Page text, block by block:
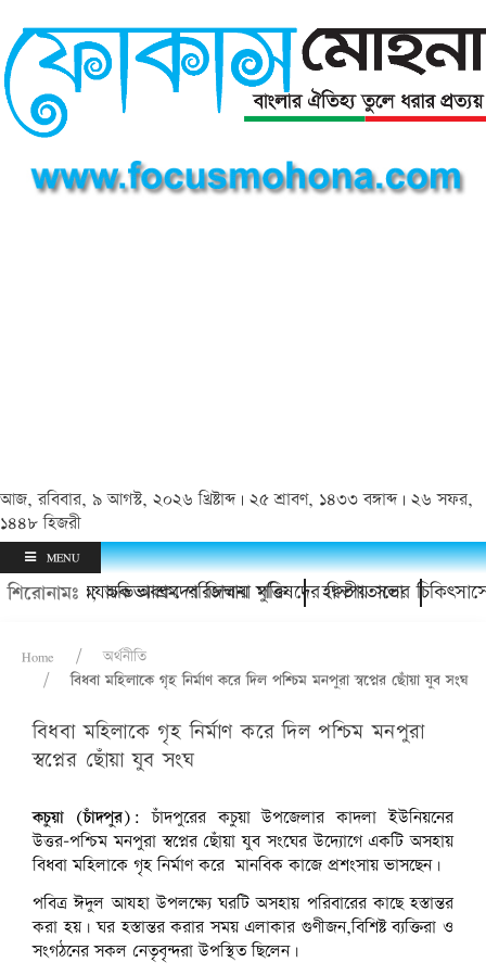
আজ, রবিবার, ৯ আগস্ট, ২০২৬ খ্রিষ্টাব্দ | ২৫ শ্রাবণ, ১৪৩৩ বঙ্গাব্দ | ২৬ সফর,
১৪৪৮ হিজরী
MENU
শিরোনামঃ
থানায়; অভিভাবকদের জিম্মায় মুক্তি হাসপাতালের
চাঁদপুর অযাচক আশ্রম পরিচালনা পরিষদের দ্বিতীয় সভা
Home
অর্থনীতি
বিধবা মহিলাকে গৃহ নির্মাণ করে দিল পশ্চিম মনপুরা স্বপ্নের ছোঁয়া যুব সংঘ
বিধবা মহিলাকে গৃহ নির্মাণ করে দিল পশ্চিম মনপুরা
স্বপ্নের ছোঁয়া যুব সংঘকচুয়ায় উত্তর-পশ্চিম মনপুরা স্বপ্নের ছোঁয়া যুব সংঘ
কচুয়া (চাঁদপুর): চাঁদপুরের কচুয়া উপজেলার কাদলা ইউনিয়নের
উত্তর-পশ্চিম মনপুরা স্বপ্নের ছোঁয়া যুব সংঘের উদ্যোগে একটি অসহায়
বিধবা মহিলাকে গৃহ নির্মাণ করে মানবিক কাজে প্রশংসায় ভাসছেন।
পবিত্র ঈদুল আযহা উপলক্ষ্যে ঘরটি অসহায় পরিবারের কাছে হস্তান্তর
করা হয়। ঘর হস্তান্তর করার সময় এলাকার গুণীজন,বিশিষ্ট ব্যক্তিরা ও
সংগঠনের সকল নেতৃবৃন্দরা উপস্থিত ছিলেন।